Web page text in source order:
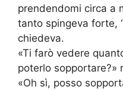
prendendomi circa a
tanto spingeva forte,
chiedeva.
«Ti farò vedere
poterlo sopportare?»
«Oh sì, posso